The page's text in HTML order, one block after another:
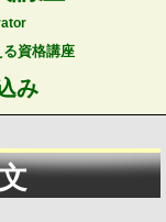
資格講座
み